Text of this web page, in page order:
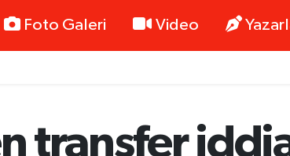
Foto Galeri Video
transfer